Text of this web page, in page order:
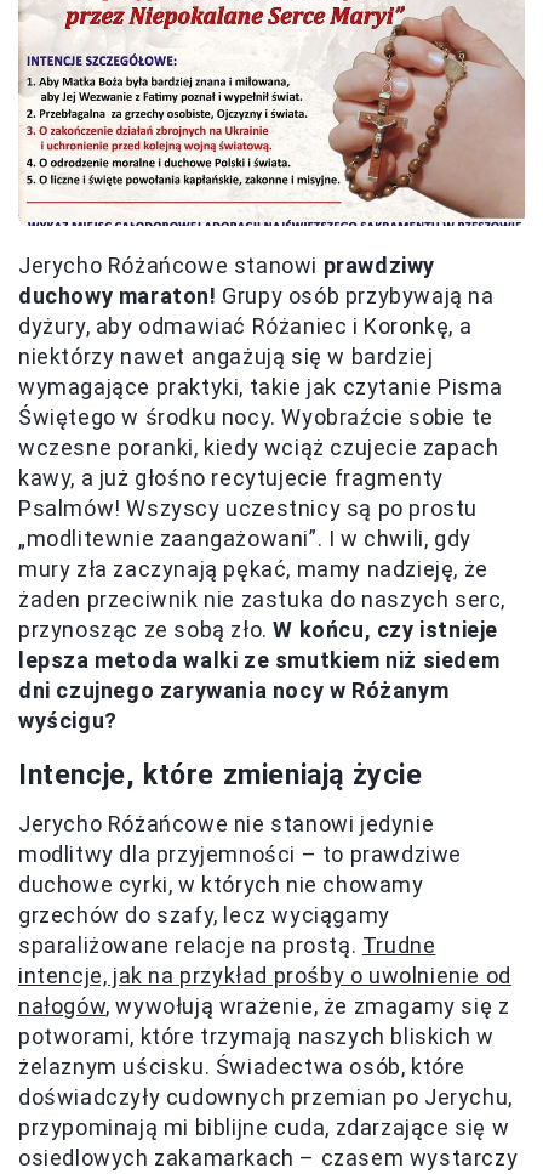
Jerycho Różańcowe stanowi prawdziwy
duchowy maraton! Grupy osób przybywają na
dyżury, aby odmawiać Różaniec i Koronkę, a
niektórzy nawet angażują się w bardziej
wymagające praktyki, takie jak czytanie Pisma
Świętego w środku nocy. Wyobraźcie sobie te
wczesne poranki, kiedy wciąż czujecie zapach
kawy, a już głośno recytujecie fragmenty
Psalmów! Wszyscy uczestnicy są po prostu
„modlitewnie zaangażowani”. I w chwili, gdy
mury zła zaczynają pękać, mamy nadzieję, że
żaden przeciwnik nie zastuka do naszych serc,
przynosząc ze sobą zło.W końcu, czy istnieje
lepsza metoda walki ze smutkiem niż siedem
dni czujnego zarywania nocy w Różanym
wyścigu?
Intencje, które zmieniają życie
Jerycho Różańcowe nie stanowi jedynie
modlitwy dla przyjemności – to prawdziwe
duchowe cyrki, w których nie chowamy
grzechów do szafy, lecz wyciągamy
sparaliżowane relacje na prostą. Trudne
intencje, jak na przykład prośby o uwolnienie od
nałogów, wywołują wrażenie, że zmagamy się z
potworami, które trzymają naszych bliskich w
żelaznym uścisku. Świadectwa osób, które
doświadczyły cudownych przemian po Jerychu,
przypominają mi biblijne cuda, zdarzające się w
osiedlowych zakamarkach – czasem wystarczy